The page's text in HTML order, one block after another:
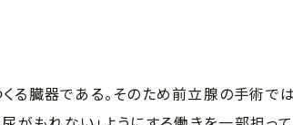
る臓器である。そのため前立腺の手術で